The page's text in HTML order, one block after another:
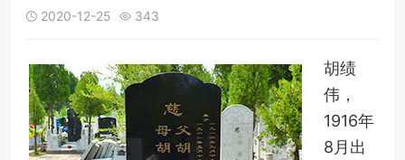
 2020-12-25  343
胡绩
伟，
1916年
8月出